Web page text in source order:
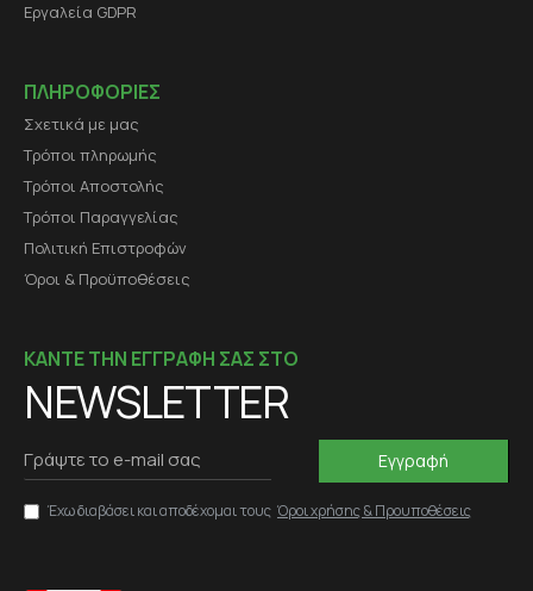
Εργαλεία GDPR
ΠΛΗΡΟΦΟΡΙΕΣ
Σχετικά με μας
Τρόποι πληρωμής
Τρόποι Αποστολής
Τρόποι Παραγγελίας
Πολιτική Επιστροφών
Όροι & Προϋποθέσεις
ΚΑΝΤΕ ΤΗΝ ΕΓΓΡΑΦΗ ΣΑΣ ΣΤΟ
NEWSLETTER
Εγγραφή
Έχω διαβάσει και αποδέχομαι τους Όροι χρήσης & Προυποθέσεις